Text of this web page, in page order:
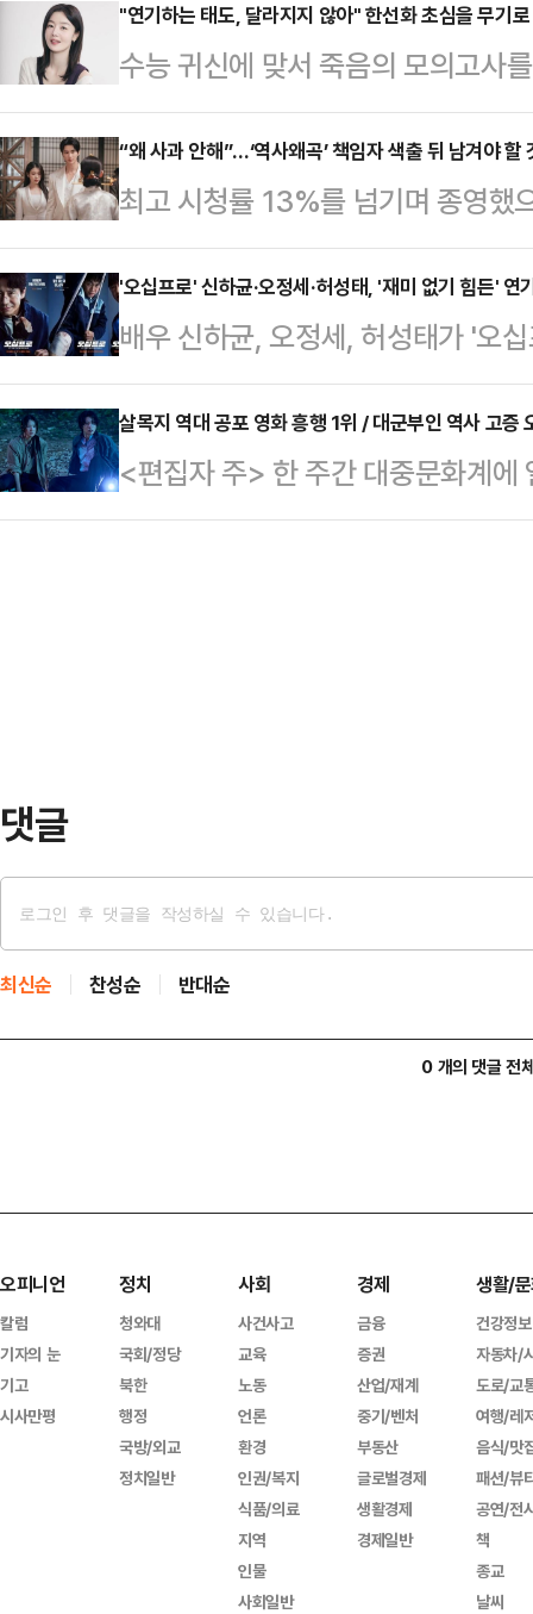
경제적 풍요 속에서 자라나면서 개
이름처럼 아날로그 시대에 성장해
만큼 수용할 수 있는 문화의 폭도
주역으로 꼽히는데, 이들이 향유했
탕으로 Z세대에게 소개합니다. <
"연기하는 태도, 달라지지 않아" 한선화 초심을 무기
수능 귀신에 맞서 죽음의 모의고사
리 소녀들의 독특한 생존기를 그린
법을 비틀며 극장가에 신선함을 안
‘여고괴담’이나 ‘고사’ 시리즈의
임 감성과 오컬트 서바이벌 요소를
미를 확보했다는 호평을 받았다
심에서 극을 이끌어 사명감 넘치는
실습’ 시나리오…
“왜 사과 안해”…‘역사왜곡’ 책임자 색출 뒤 남겨야
최고 시청률 13%를 넘기며 종영했
고개를 숙였다. MBC 드라마 ‘21세
공정에 빌미를 제공했다는 비난을
본을 쓴 유지원 작가가 사과하고,
게재했음에도 “MBC는 왜 사과하
냐”는 불만이 터져 나온다. “사과
에 “높은 출연료를 받는 그들에게
이를 통해 …
'오십프로' 신하균·오정세·허성태, '재미 없기 힘든'
배우 신하균, 오정세, 허성태가 '오
를 소화했다. 이를 통해 '한 물 간 것
다.'오십프로'는 평범해 보여도 끗
직이는 내용을 다룬다. 세상에 치이
여전한 인생의 50%를 달려온 프
살목지 역대 공포 영화 흥행 1위 / 대군부인 역사 고
<편집자 주> 한 주간 대중문화계
'살목지', 316만 관객 돌파…역대 공
댓글
최신순 찬성순 반대순
0 개의 댓글 전
오피니언
칼럼
기자의 눈
기고
시사만평
정치
청와대
국회/정당
북한
행정
국방/외교
정치일반
사회
사건사고
교육
노동
언론
환경
인권/복지
식품/의료
지역
인물
사회일반
경제
금융
증권
산업/재계
중기/벤처
부동산
글로벌경제
생활경제
경제일반
생활/
건강정보
자동차/
도로/교
여행/레
음식/맛
패션/뷰
공연/전
책
종교
날씨